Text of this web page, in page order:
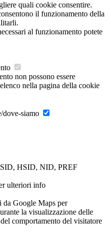
quali cookie consentire.
il funzionamento della
al funzionamento potete
non possono essere
nella pagina della cookie
dove-siamo
HSID, NID, PREF
ulteriori info
da Google Maps per
la visualizzazione delle
comportamento del visitatore